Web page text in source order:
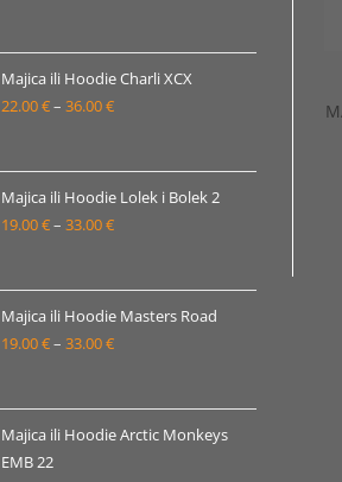
od
19.00 €
do
Majica ili Hoodie Charli XCX
22.00€– 36.00€Raspon
od
22.00 €
do
Majica ili Hoodie Lolek i Bolek 2
19.00€– 33.00€Raspon
od
19.00 €
do
Majica ili Hoodie Masters Road
19.00€– 33.00€Raspon
od
19.00 €
Majica ili Hoodie Arctic Monkeys
EMB 22